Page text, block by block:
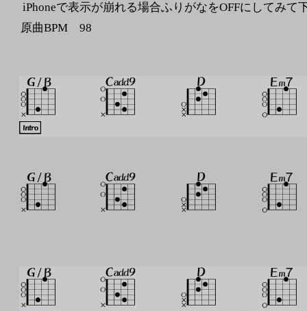
iPhoneで表示が崩れる場合ふりがなをOFFにしてみて
原曲BPM 98